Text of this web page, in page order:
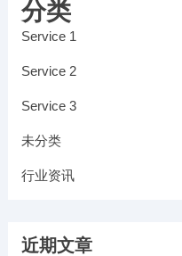
分类
Service 1
Service 2
Service 3
未分类
行业资讯
近期文章